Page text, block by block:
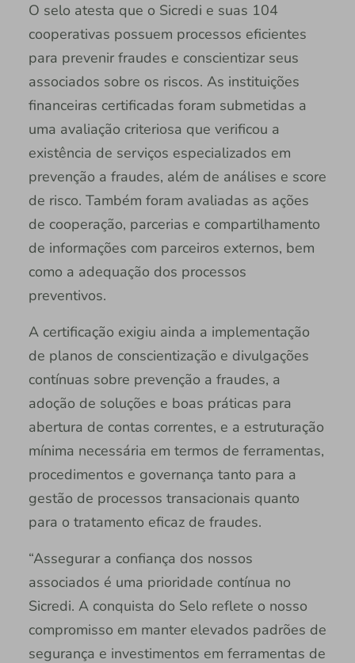
O selo atesta que o Sicredi e suas 104
cooperativas possuem processos eficientes
para prevenir fraudes e conscientizar seus
associados sobre os riscos. As instituições
financeiras certificadas foram submetidas a
uma avaliação criteriosa que verificou a
existência de serviços especializados em
prevenção a fraudes, além de análises e score
de risco. Também foram avaliadas as ações
de cooperação, parcerias e compartilhamento
de informações com parceiros externos, bem
como a adequação dos processos
preventivos.
A certificação exigiu ainda a implementação
de planos de conscientização e divulgações
contínuas sobre prevenção a fraudes, a
adoção de soluções e boas práticas para
abertura de contas correntes, e a estruturação
mínima necessária em termos de ferramentas,
procedimentos e governança tanto para a
gestão de processos transacionais quanto
para o tratamento eficaz de fraudes.
“Assegurar a confiança dos nossos
associados é uma prioridade contínua no
Sicredi. A conquista do Selo reflete o nosso
compromisso em manter elevados padrões de
segurança e investimentos em ferramentas de